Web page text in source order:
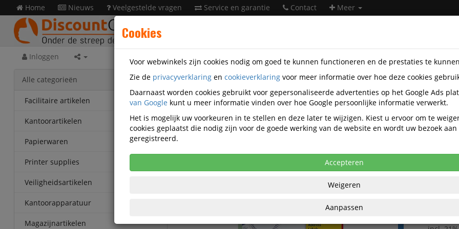
Home Nieuws Veelgestelde vragen Service en garantie Contact Meer
Inloggen
Alle categorieën
Facilitaire artikelen
Kantoorartikelen
Papierwaren
Printer supplies
Veiligheidsartikelen
Kantoorapparatuur
Magazijnartikelen
Papierwaren Etiketten Adresetiketten Avery Q817185
Adresetiket Avery QuickPeel L7163-100
Wit 1400 Stuks
Korting vanaf aankoop 2 eenheden, zie
eenheden
Cookies
Voor webwinkels zijn cookies nodig om goed te kunnen functioneren en de prestaties te
Zie de privacyverklaring en cookieverklaring voor meer informatie over hoe deze cookies
Daarnaast worden cookies gebruikt voor gepersonaliseerde advertenties op het Google Ads
van Google kunt u meer informatie vinden over hoe Google persoonlijke informatie verwerkt.
Het is mogelijk uw voorkeuren in te stellen en deze later te wijzigen. Kiest u ervoor om te
cookies geplaatst die nodig zijn voor de goede werking van de website en wordt uw bezoek
geregistreerd.
Accepteren
Weigeren
Aanpassen